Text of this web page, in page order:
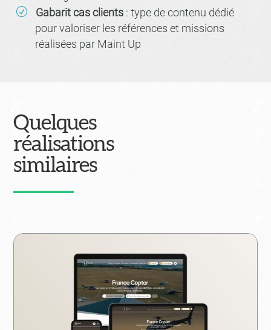
Gabarit cas clients : type de contenu dédié
pour valoriser les références et missions
réalisées par Maint Up
Quelques
réalisations
similaires